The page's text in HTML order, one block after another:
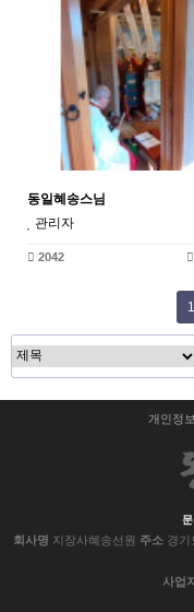
동일혜송스님
관리자
2042
1
개인정보
회사명 지장사혜송선원 주소 경기
사업